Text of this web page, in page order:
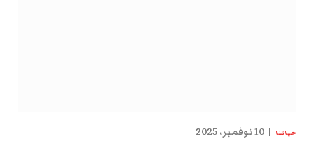
حياتنا 10 نوفمبر، 2025